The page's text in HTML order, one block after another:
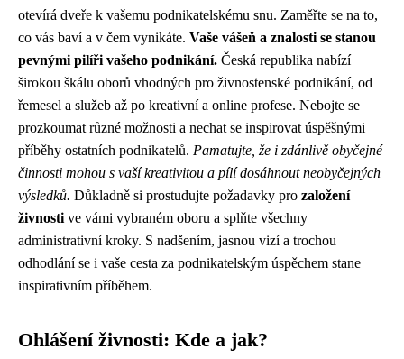
otevírá dveře k vašemu podnikatelskému snu. Zaměřte se na to,
co vás baví a v čem vynikáte. Vaše vášeň a znalosti se stanou
pevnými pilíři vašeho podnikání. Česká republika nabízí
širokou škálu oborů vhodných pro živnostenské podnikání, od
řemesel a služeb až po kreativní a online profese. Nebojte se
prozkoumat různé možnosti a nechat se inspirovat úspěšnými
příběhy ostatních podnikatelů. Pamatujte, že i zdánlivě obyčejné
činnosti mohou s vaší kreativitou a pílí dosáhnout neobyčejných
výsledků. Důkladně si prostudujte požadavky pro založení
živnosti ve vámi vybraném oboru a splňte všechny
administrativní kroky. S nadšením, jasnou vizí a trochou
odhodlání se i vaše cesta za podnikatelským úspěchem stane
inspirativním příběhem.
Ohlášení živnosti: Kde a jak?